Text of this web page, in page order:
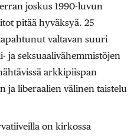
joskus 1990-luvun
pitää hyväksyä. 25
valtavan suuri
ja seksuaalivähemmistöjen
arkkipiispan
ja liberaalien välinen taistelu
on kirkossa